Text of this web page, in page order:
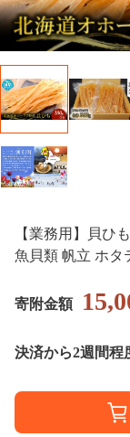
【業務用】貝ひ
魚貝類 帆立 ホタ
寄附金額
決済から2週間程